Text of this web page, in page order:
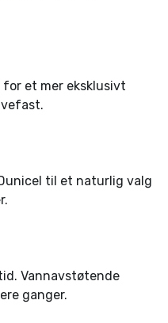
et mer eksklusivt
til et naturlig valg
Vannavstøtende
ganger.